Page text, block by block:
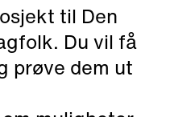
til Den
Du vil få
prøve dem ut